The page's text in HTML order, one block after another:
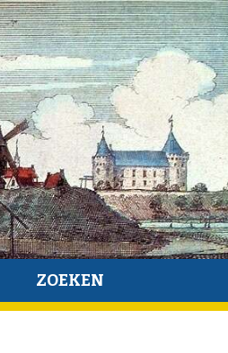
ZOEKEN